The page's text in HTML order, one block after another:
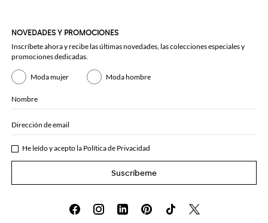
NOVEDADES Y PROMOCIONES
Inscríbete ahora y recibe las últimas novedades, las colecciones especiales y
promociones dedicadas.
Moda mujer Moda hombre
Nombre
Dirección de email
He leído y acepto la Política de Privacidad
Suscríbeme